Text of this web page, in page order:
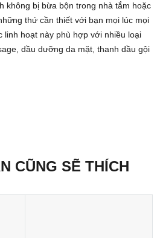
không bị bừa bộn trong nhà tắm hoặc
thứ cần thiết với bạn mọi lúc mọi
linh hoạt này phù hợp với nhiều loại
dầu dưỡng da mặt, thanh dầu gội
CŨNG SẼ THÍCH